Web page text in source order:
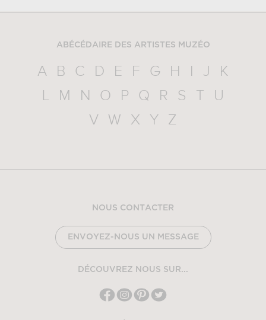
ABÉCÉDAIRE DES ARTISTES MUZÉO
A B C D E F G H J
K
L
M N O P Q R S
U
V
W X Y Z
NOUS CONTACTER
ENVOYEZ-NOUS UN MESSAGE
DÉCOUVREZ NOUS SUR...